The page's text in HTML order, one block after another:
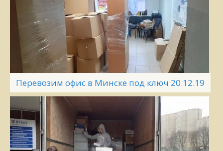
Перевозим офис в Минске под ключ 20.12.19